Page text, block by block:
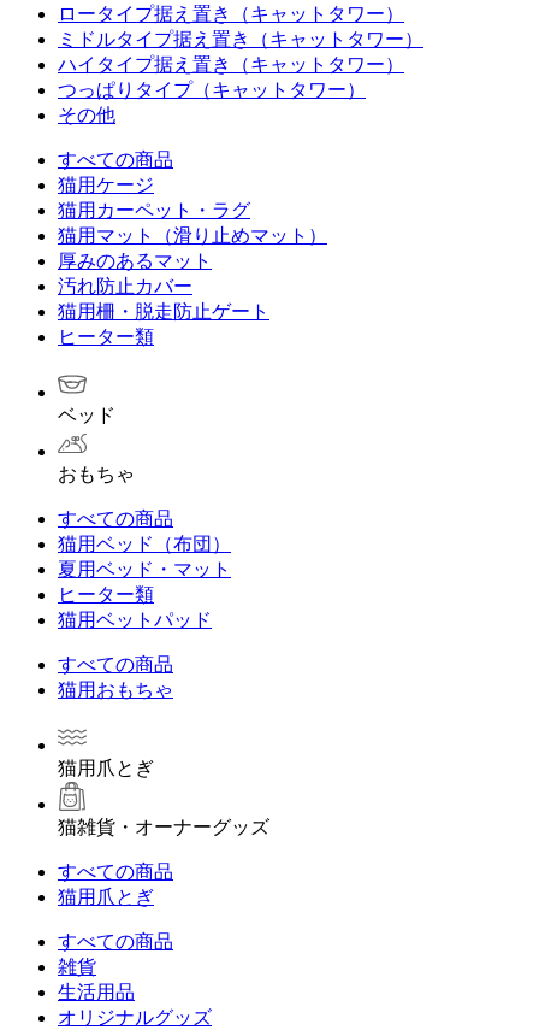
ロータイプ据え置き（キャットタワー）
ミドルタイプ据え置き（キャットタワー）
ハイタイプ据え置き（キャットタワー）
つっぱりタイプ（キャットタワー）
その他
すべての商品
猫用ケージ
猫用カーペット・ラグ
猫用マット（滑り止めマット）
厚みのあるマット
汚れ防止カバー
猫用柵・脱走防止ゲート
ヒーター類
ベッド
おもちゃ
すべての商品
猫用ベッド（布団）
夏用ベッド・マット
ヒーター類
猫用ベットパッド
すべての商品
猫用おもちゃ
猫用爪とぎ
猫雑貨・オーナーグッズ
すべての商品
猫用爪とぎ
すべての商品
雑貨
生活用品
オリジナルグッズ